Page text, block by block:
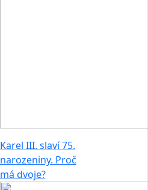
Karel III. slaví 75.
narozeniny. Proč
má dvoje?